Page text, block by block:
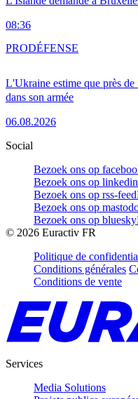
08:36
L'Ukraine estime que près
dans son armée
06.08.2026
PRODÉFENSE
Social
Bezoek ons op
Bezoek ons op linkedin
Bezoek ons op rss-feed
Bezoek ons op
Bezoek ons op bluesky
© 2026 Euractiv FR
Politique de
Conditions générales
Conditions de vente
Services
Media Solutions